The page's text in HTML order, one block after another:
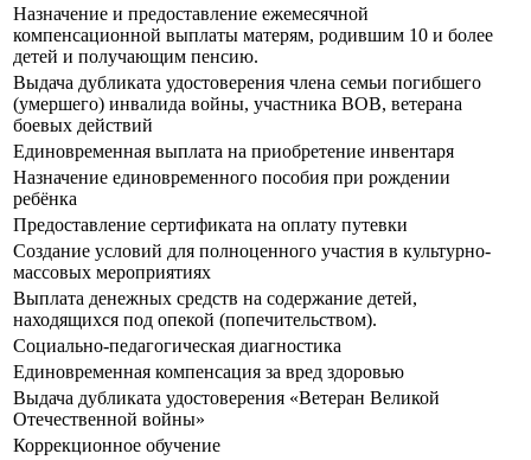
Назначение и предоставление ежемесячной
компенсационной выплаты матерям, родившим 10 и более
детей и получающим пенсию.
Выдача дубликата удостоверения члена семьи погибшего
(умершего) инвалида войны, участника ВОВ, ветерана
боевых действий
Единовременная выплата на приобретение инвентаря
Назначение единовременного пособия при рождении
ребёнка
Предоставление сертификата на оплату путевки
Создание условий для полноценного участия в культурно-
массовых мероприятиях
Выплата денежных средств на содержание детей,
находящихся под опекой (попечительством).
Социально-педагогическая диагностика
Единовременная компенсация за вред здоровью
Выдача дубликата удостоверения «Ветеран Великой
Отечественной войны»
Коррекционное обучение